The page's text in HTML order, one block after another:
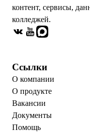
контент, сервисы,
колледжей.
Ссылки
О компании
О продукте
Вакансии
Документы
Помощь